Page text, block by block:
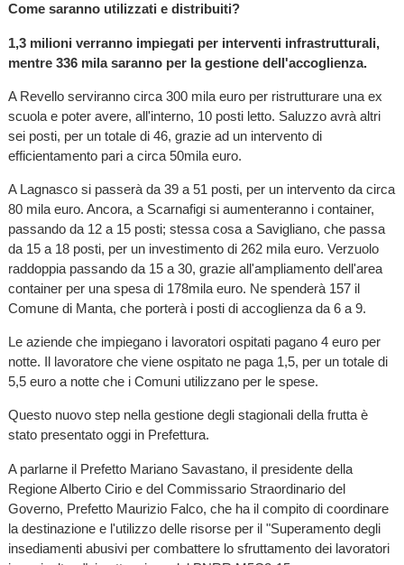
Come saranno utilizzati e distribuiti?
1,3 milioni verranno impiegati per interventi infrastrutturali,
mentre 336 mila saranno per la gestione dell'accoglienza.
A Revello serviranno circa 300 mila euro per ristrutturare una ex
scuola e poter avere, all'interno, 10 posti letto. Saluzzo avrà altri
sei posti, per un totale di 46, grazie ad un intervento di
efficientamento pari a circa 50mila euro.
A Lagnasco si passerà da 39 a 51 posti, per un intervento da circa
80 mila euro. Ancora, a Scarnafigi si aumenteranno i container,
passando da 12 a 15 posti; stessa cosa a Savigliano, che passa
da 15 a 18 posti, per un investimento di 262 mila euro. Verzuolo
raddoppia passando da 15 a 30, grazie all'ampliamento dell'area
container per una spesa di 178mila euro. Ne spenderà 157 il
Comune di Manta, che porterà i posti di accoglienza da 6 a 9.
Le aziende che impiegano i lavoratori ospitati pagano 4 euro per
notte. Il lavoratore che viene ospitato ne paga 1,5, per un totale di
5,5 euro a notte che i Comuni utilizzano per le spese.
Questo nuovo step nella gestione degli stagionali della frutta è
stato presentato oggi in Prefettura.
A parlarne il Prefetto Mariano Savastano, il presidente della
Regione Alberto Cirio e del Commissario Straordinario del
Governo, Prefetto Maurizio Falco, che ha il compito di coordinare
la destinazione e l'utilizzo delle risorse per il "Superamento degli
insediamenti abusivi per combattere lo sfruttamento dei lavoratori